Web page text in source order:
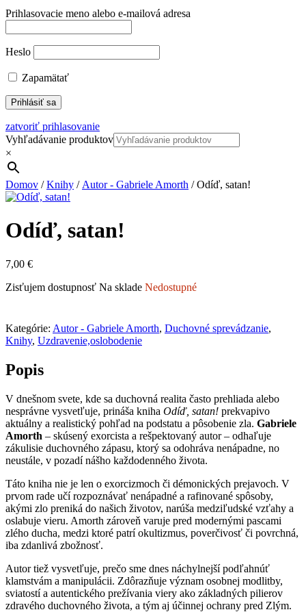
Prihlasovacie meno alebo e-mailová adresa
Heslo
Zapamätať
zatvoriť prihlasovanie
Vyhľadávanie produktov
×
Domov /Knihy / Autor - Gabriele Amorth / Odíď, satan!
Odíď, satan!
7,00 €
Zisťujem dostupnosť Na sklade Nedostupné
Kategórie: Autor - Gabriele Amorth, Duchovné sprevádzanie,
Knihy, Uzdravenie,oslobodenie
Popis
V dnešnom svete, kde sa duchovná realita často prehliada alebo
nesprávne vysvetľuje, prináša kniha Odíď, satan! prekvapivo
aktuálny a realistický pohľad na podstatu a pôsobenie zla. Gabriele
Amorth – skúsený exorcista a rešpektovaný autor – odhaľuje
zákulisie duchovného zápasu, ktorý sa odohráva nenápadne, no
neustále, v pozadí nášho každodenného života.
Táto kniha nie je len o exorcizmoch či démonických prejavoch. V
prvom rade učí rozpoznávať nenápadné a rafinované spôsoby,
akými zlo preniká do našich životov, narúša medziľudské vzťahy a
oslabuje vieru. Amorth zároveň varuje pred modernými pascami
zlého ducha, medzi ktoré patrí okultizmus, poverčivosť či povrchná,
iba zdanlivá zbožnosť.
Autor tiež vysvetľuje, prečo sme dnes náchylnejší podľahnúť
klamstvám a manipulácii. Zdôrazňuje význam osobnej modlitby,
sviatostí a autentického prežívania viery ako základných pilierov
zdravého duchovného života, a tým aj účinnej ochrany pred Zlým.